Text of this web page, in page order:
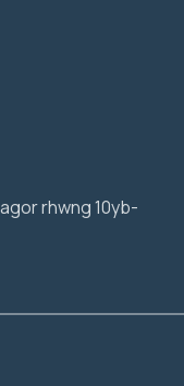
rhwng 10yb-